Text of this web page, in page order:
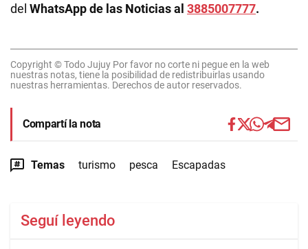
del WhatsApp de las Noticias al 3885007777.
Copyright © Todo Jujuy Por favor no corte ni pegue en la web
nuestras notas, tiene la posibilidad de redistribuirlas usando
nuestras herramientas. Derechos de autor reservados.
Compartí la nota
Temas turismo pesca Escapadas
Seguí leyendo